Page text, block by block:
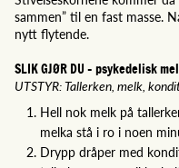
sammen” til en fast masse.
nytt flytende.
SLIK GJØR DU - psykedelisk
UTSTYR: Tallerken, melk,
Hell nok melk på
melka stå i ro i noen
Drypp dråper med